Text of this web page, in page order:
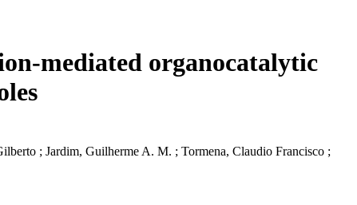
mediated organocatalytic
; Jardim, Guilherme A. M. ; Tormena, Claudio Francisco ;